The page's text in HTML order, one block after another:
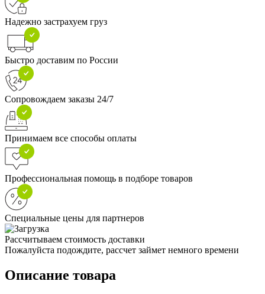
Надежно застрахуем груз
Быстро доставим по России
Сопровождаем заказы 24/7
Принимаем все способы оплаты
Профессиональная помощь в подборе товаров
Специальные цены для партнеров
Рассчитываем стоимость доставки
Пожалуйста подождите, рассчет займет немного времени
Описание товара